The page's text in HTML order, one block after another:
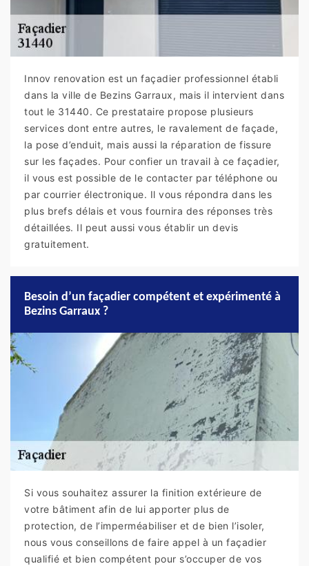
Innov renovation est un façadier professionnel établi
dans la ville de Bezins Garraux, mais il intervient dans
tout le 31440. Ce prestataire propose plusieurs
services dont entre autres, le ravalement de façade,
la pose d’enduit, mais aussi la réparation de fissure
sur les façades. Pour confier un travail à ce façadier,
il vous est possible de le contacter par téléphone ou
par courrier électronique. Il vous répondra dans les
plus brefs délais et vous fournira des réponses très
détaillées. Il peut aussi vous établir un devis
gratuitement.
Besoin d’un façadier compétent et expérimenté à
Bezins Garraux ?
Si vous souhaitez assurer la finition extérieure de
votre bâtiment afin de lui apporter plus de
protection, de l’imperméabiliser et de bien l’isoler,
nous vous conseillons de faire appel à un façadier
qualifié et bien compétent pour s’occuper de vos